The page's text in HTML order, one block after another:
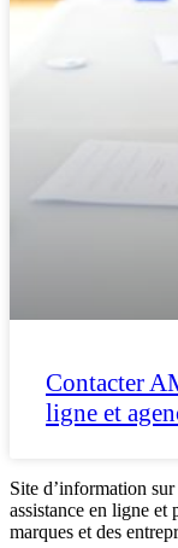
Contacter
ligne et
Site d’information
assistance en ligne et
marques et des